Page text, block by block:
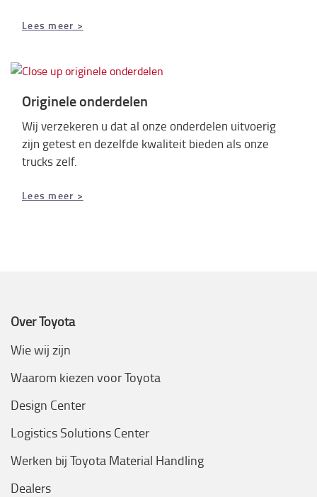
Lees meer >
Originele onderdelen
Wij verzekeren u dat al onze onderdelen uitvoerig
zijn getest en dezelfde kwaliteit bieden als onze
trucks zelf.
Lees meer >
Over Toyota
Wie wij zijn
Waarom kiezen voor Toyota
Design Center
Logistics Solutions Center
Werken bij Toyota Material Handling
Dealers